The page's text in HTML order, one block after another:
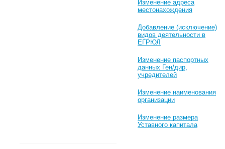
Изменение адреса
местонахождения
Добавление (исключение)
видов деятельности в
ЕГРЮЛ
Изменение паспортных
данных Ген/дир,
учредителей
Изменение наименования
организации
Изменение размера
Уставного капитала